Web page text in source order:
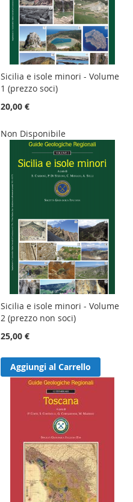
Sicilia e isole minori - Volume
1 (prezzo soci)
20,00 €
Non Disponibile
Sicilia e isole minori - Volume
2 (prezzo non soci)
25,00 €
Aggiungi al Carrello